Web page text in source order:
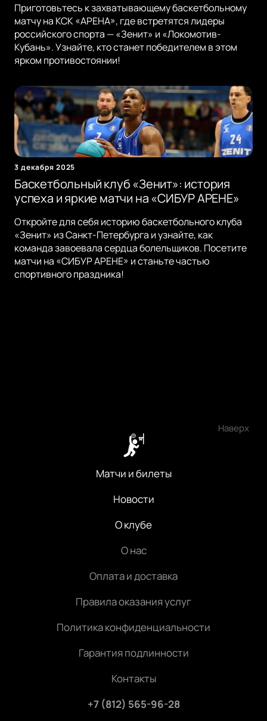
Приготовьтесь к захватывающему баскетбольному
матчу на КСК «АРЕНА», где встретятся лидеры
российского спорта — «Зенит» и «Локомотив-
Кубань». Узнайте, кто станет победителем в этом
ярком противостоянии!
3 декабря 2025
Баскетбольный клуб «Зенит»: история
успеха и яркие матчи на «СИБУР АРЕНЕ»
Откройте для себя историю баскетбольного клуба
«Зенит» из Санкт-Петербурга и узнайте, как
команда завоевала сердца болельщиков. Посетите
матчи на «СИБУР АРЕНЕ» и станьте частью
спортивного праздника!
Наверх
Матчи и билеты
Новости
О клубе
О нас
Оплата и доставка
Правила оказания услуг
Политика конфиденциальности
Гарантия подлинности
Контакты
+7 (812) 565-96-28